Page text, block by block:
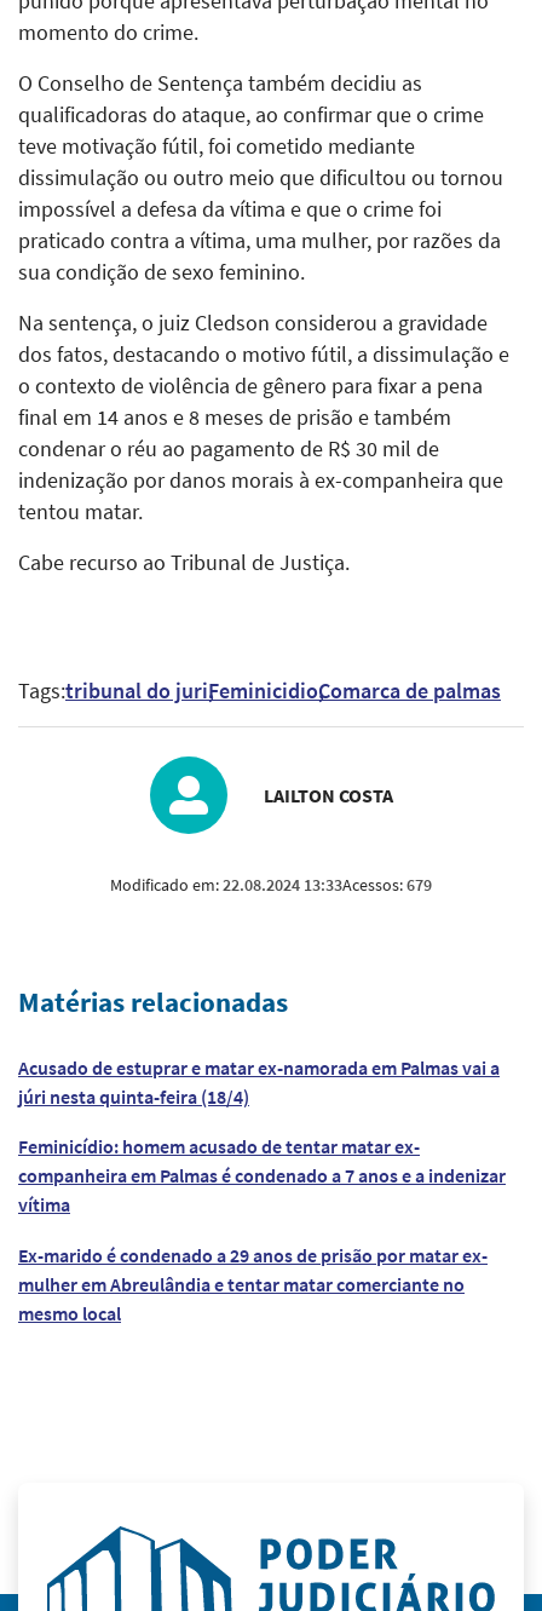
momento do crime.
O Conselho de Sentença também decidiu as
qualificadoras do ataque, ao confirmar que o crime
teve motivação fútil, foi cometido mediante
dissimulação ou outro meio que dificultou ou tornou
impossível a defesa da vítima e que o crime foi
praticado contra a vítima, uma mulher, por razões da
sua condição de sexo feminino.
Na sentença, o juiz Cledson considerou a gravidade
dos fatos, destacando o motivo fútil, a dissimulação e
o contexto de violência de gênero para fixar a pena
final em 14 anos e 8 meses de prisão e também
condenar o réu ao pagamento de R$ 30 mil de
indenização por danos morais à ex-companheira que
tentou matar.
Cabe recurso ao Tribunal de Justiça.
Tags:tribunal do juriFeminicidioComarca de palmas
LAILTON COSTA
Modificado em:22.08.2024 13:33Acessos:679
Matérias relacionadas
Acusado de estuprar e matar ex-namorada em Palmas vai a
júri nesta quinta-feira (18/4)
Feminicídio: homem acusado de tentar matar ex-
companheira em Palmas é condenado a 7 anos e a indenizar
vítima
Ex-marido é condenado a 29 anos de prisão por matar ex-
mulher em Abreulândia e tentar matar comerciante no
mesmo local